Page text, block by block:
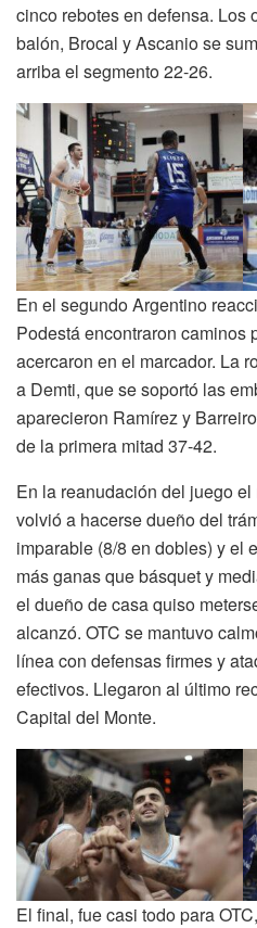
cinco rebotes en defensa. Los
balón, Brocal y Ascanio se
arriba el segmento 22-26.
En el segundo Argentino
Podestá encontraron caminos
acercaron en el marcador. La
a Demti, que se soportó las
aparecieron Ramírez y
de la primera mitad 37-42.
En la reanudación del juego
volvió a hacerse dueño del
imparable (8/8 en dobles) y el
más ganas que básquet y
el dueño de casa quiso
alcanzó. OTC se mantuvo
línea con defensas firmes y
efectivos. Llegaron al último
Capital del Monte.
El final, fue casi todo para